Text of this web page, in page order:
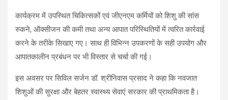
कार्यक्रम में उपस्थित चिकित्सकों एवं जीएनएम कर्मियों को शिशु की सांस
रुकने, ऑक्सीजन की कमी तथा अन्य आपात परिस्थितियों में त्वरित कार्रवाई
करने के तरीके सिखाए गए। साथ ही विभिन्न उपकरणों के सही उपयोग और
आपातकालीन प्रबंधन पर भी विस्तार से चर्चा की गई।
इस अवसर पर सिविल सर्जन डॉ. श्रीनिवास प्रसाद ने कहा कि नवजात
शिशुओं की सुरक्षा और बेहतर स्वास्थ्य सेवाएं सरकार की प्राथमिकता है।